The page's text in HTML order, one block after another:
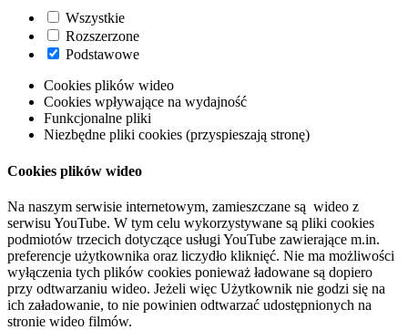
Wszystkie
Rozszerzone
Podstawowe
Cookies plików wideo
Cookies wpływające na wydajność
Funkcjonalne pliki
Niezbędne pliki cookies (przyspieszają stronę)
Cookies plików wideo
Na naszym serwisie internetowym, zamieszczane są wideo z
serwisu YouTube. W tym celu wykorzystywane są pliki cookies
podmiotów trzecich dotyczące usługi YouTube zawierające m.in.
preferencje użytkownika oraz liczydło kliknięć. Nie ma możliwości
wyłączenia tych plików cookies ponieważ ładowane są dopiero
przy odtwarzaniu wideo. Jeżeli więc Użytkownik nie godzi się na
ich załadowanie, to nie powinien odtwarzać udostępnionych na
stronie wideo filmów.